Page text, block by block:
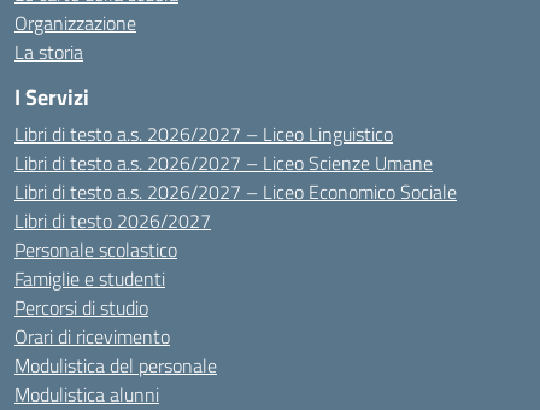
Organizzazione
La storia
I Servizi
Libri di testo a.s. 2026/2027 – Liceo Linguistico
Libri di testo a.s. 2026/2027 – Liceo Scienze Umane
Libri di testo a.s. 2026/2027 – Liceo Economico Sociale
Libri di testo 2026/2027
Personale scolastico
Famiglie e studenti
Percorsi di studio
Orari di ricevimento
Modulistica del personale
Modulistica alunni